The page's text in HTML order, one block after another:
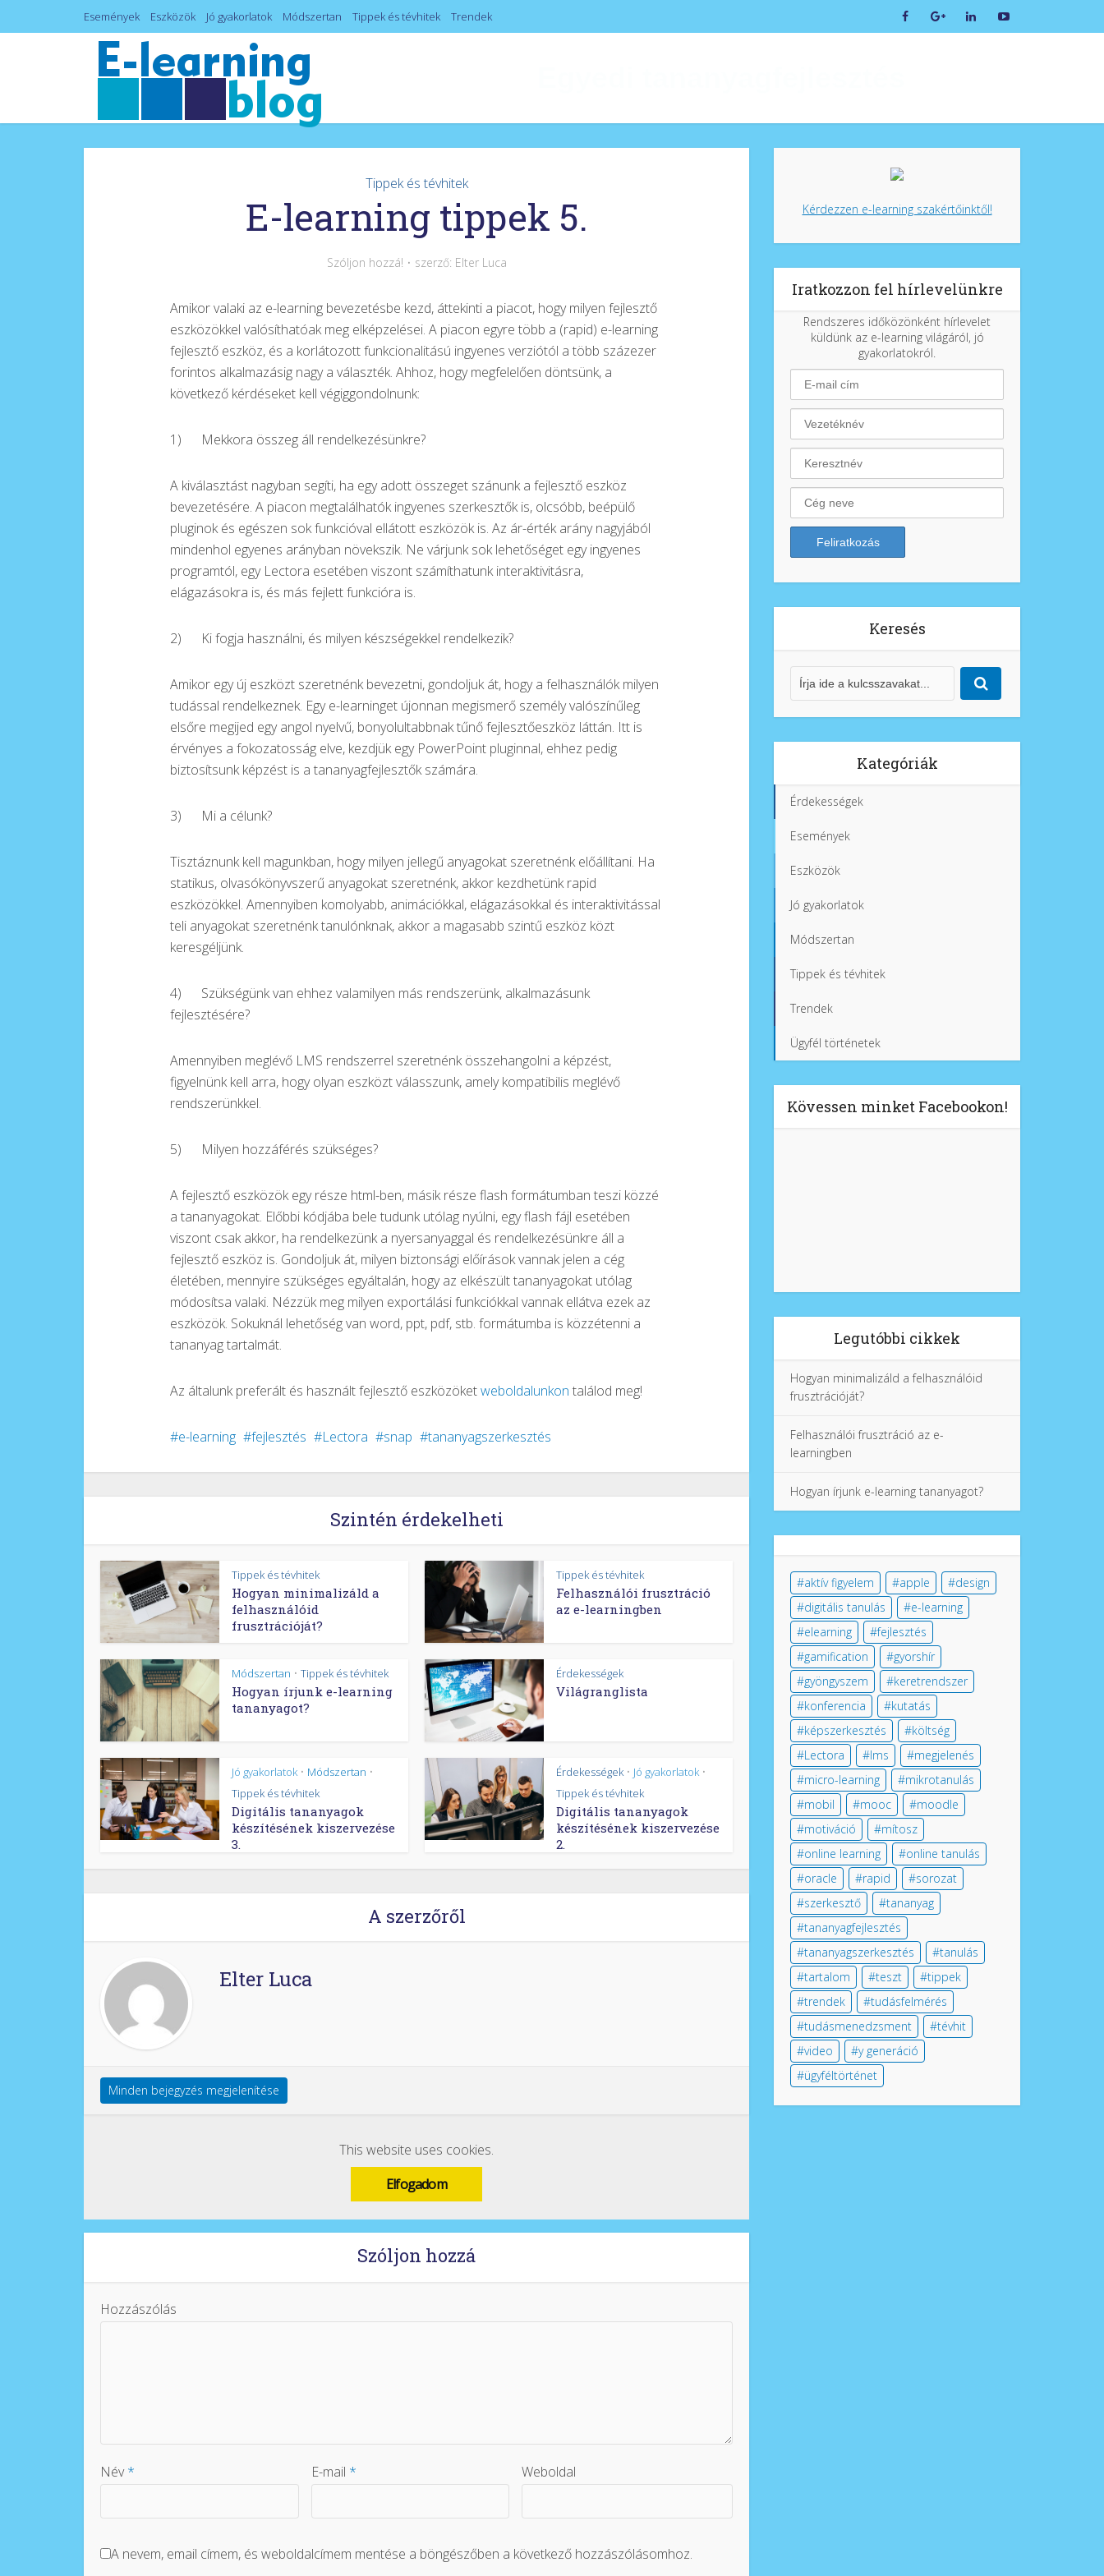
Események Eszközök Jó gyakorlatok Módszertan Tippek és tévhitek Trendek
Tippek és tévhitek
E-learning tippek 5.
Szóljon hozzá! szerző: Elter Luca
Amikor valaki az e-learning bevezetésbe kezd, áttekinti a piacot, hogy milyen fejlesztő
eszközökkel valósíthatóak meg elképzelései. A piacon egyre több a (rapid) e-learning
fejlesztő eszköz, és a korlátozott funkcionalitású ingyenes verziótól a több százezer
forintos alkalmazásig nagy a választék. Ahhoz, hogy megfelelően döntsünk, a
következő kérdéseket kell végiggondolnunk:
1) Mekkora összeg áll rendelkezésünkre?
A kiválasztást nagyban segíti, ha egy adott összeget szánunk a fejlesztő eszköz
bevezetésére. A piacon megtalálhatók ingyenes szerkesztők is, olcsóbb, beépülő
pluginok és egészen sok funkcióval ellátott eszközök is. Az ár-érték arány nagyjából
mindenhol egyenes arányban növekszik. Ne várjunk sok lehetőséget egy ingyenes
programtól, egy Lectora esetében viszont számíthatunk interaktivitásra,
elágazásokra is, és más fejlett funkcióra is.
2) Ki fogja használni, és milyen készségekkel rendelkezik?
Amikor egy új eszközt szeretnénk bevezetni, gondoljuk át, hogy a felhasználók milyen
tudással rendelkeznek. Egy e-learninget újonnan megismerő személy valószínűleg
elsőre megijed egy angol nyelvű, bonyolultabbnak tűnő fejlesztőeszköz láttán. Itt is
érvényes a fokozatosság elve, kezdjük egy PowerPoint pluginnal, ehhez pedig
biztosítsunk képzést is a tananyagfejlesztők számára.
3) Mi a célunk?
Tisztáznunk kell magunkban, hogy milyen jellegű anyagokat szeretnénk előállítani. Ha
statikus, olvasókönyvszerű anyagokat szeretnénk, akkor kezdhetünk rapid
eszközökkel. Amennyiben komolyabb, animációkkal, elágazásokkal és interaktivitással
teli anyagokat szeretnénk tanulónknak, akkor a magasabb szintű eszköz közt
keresgéljünk.
4) Szükségünk van ehhez valamilyen más rendszerünk, alkalmazásunk
fejlesztésére?
Amennyiben meglévő LMS rendszerrel szeretnénk összehangolni a képzést,
figyelnünk kell arra, hogy olyan eszközt válasszunk, amely kompatibilis meglévő
rendszerünkkel.
5) Milyen hozzáférés szükséges?
A fejlesztő eszközök egy része html-ben, másik része flash formátumban teszi közzé
a tananyagokat. Előbbi kódjába bele tudunk utólag nyúlni, egy flash fájl esetében
viszont csak akkor, ha rendelkezünk a nyersanyaggal és rendelkezésünkre áll a
fejlesztő eszköz is. Gondoljuk át, milyen biztonsági előírások vannak jelen a cég
életében, mennyire szükséges egyáltalán, hogy az elkészült tananyagokat utólag
módosítsa valaki. Nézzük meg milyen exportálási funkciókkal vannak ellátva ezek az
eszközök. Sokuknál lehetőség van word, ppt, pdf, stb. formátumba is közzétenni a
tananyag tartalmát.
Az általunk preferált és használt fejlesztő eszközöketweboldalunkon találod meg!
e-learning fejlesztés Lectora snap tananyagszerkesztés
Szintén érdekelheti
Tippek és tévhitek
Hogyan minimalizáld a
felhasználóid
frusztrációját?
Tippek és tévhitek
Felhasználói frusztráció
az e-learningben
Módszertan • Tippek és tévhitek
Hogyan írjunk e-learning
tananyagot?
Érdekességek
Világranglista
Jó gyakorlatok • Módszertan •
Tippek és tévhitek
Digitális tananyagok
készítésének kiszervezése
3.
Érdekességek • Jó gyakorlatok •
Tippek és tévhitek
Digitális tananyagok
készítésének kiszervezése
2.
A szerzőről
Elter Luca
Minden bejegyzés megjelenítése
This website uses cookies.
Elfogadom
Szóljon hozzá
Hozzászólás
Név* E-mail * Weboldal
A nevem, email címem, és weboldalcímem mentése a böngészőben a következő hozzászólásomhoz.
Kérdezzen e-learning szakértőinktől!
Iratkozzon fel hírlevelünkre
Rendszeres időközönként hírlevelet
küldünk az e-learning világáról, jó
gyakorlatokról.
Keresés
Kategóriák
Érdekességek
Események
Eszközök
Jó gyakorlatok
Módszertan
Tippek és tévhitek
Trendek
Ügyfél történetek
Kövessen minket Facebookon!
Legutóbbi cikkek
Hogyan minimalizáld a felhasználóid
frusztrációját?
Felhasználói frusztráció az e-
learningben
Hogyan írjunk e-learning tananyagot?
aktív figyelem apple
design
digitális tanulás
e-learning
elearning
fejlesztés
gamification
gyorshír
gyöngyszem
keretrendszer
konferencia
kutatás
képszerkesztés
költség
Lectora
lms
megjelenés
micro-learning
mikrotanulás
mobil
mooc
moodle
motiváció
mítosz
online learning
online tanulás
oracle
rapid
sorozat
szerkesztő
tananyag
tananyagfejlesztés
tananyagszerkesztés
tanulás
tartalom
teszt
tippek
trendek
tudásfelmérés
tudásmenedzsment
tévhit
video
y generáció
ügyféltörténet